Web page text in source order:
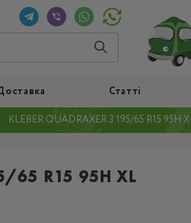
Статті
KLEBER QUADRAXER 3 195/65 R15 95H
65 R15 95H XL